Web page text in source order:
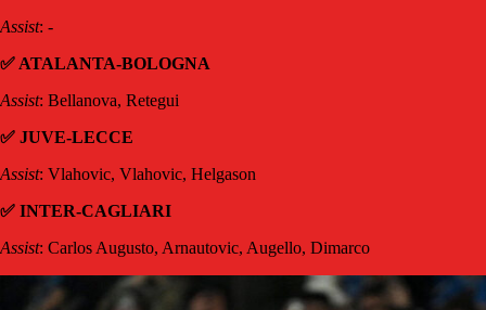
Assist: -
✅ ATALANTA-BOLOGNA
Assist: Bellanova, Retegui
✅ JUVE-LECCE
Assist: Vlahovic, Vlahovic, Helgason
✅ INTER-CAGLIARI
Assist: Carlos Augusto, Arnautovic, Augello, Dimarco